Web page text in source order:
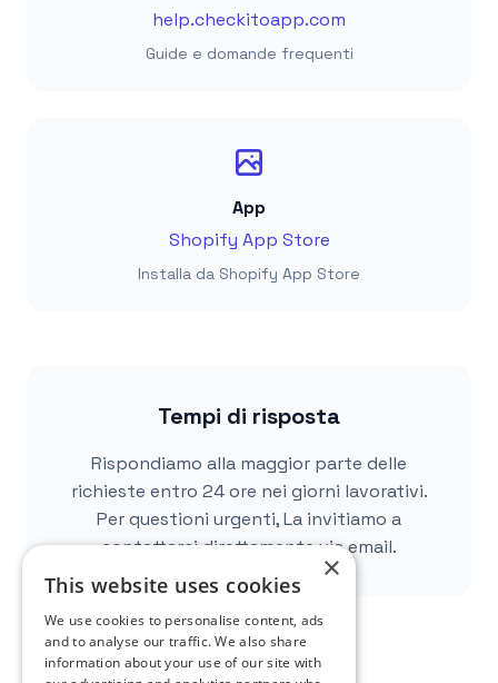
help.checkitoapp.com
Guide e domande frequenti
App
Shopify App Store
Installa da Shopify App Store
Tempi di risposta
Rispondiamo alla maggior parte delle
richieste entro 24 ore nei giorni lavorativi.
Per questioni urgenti, La invitiamo a
contattarci direttamente via email.
×
This website uses cookies
We use cookies to personalise content, ads
and to analyse our traffic. We also share
information about your use of our site with